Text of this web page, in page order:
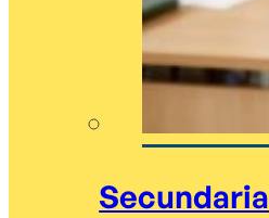
Secundaria